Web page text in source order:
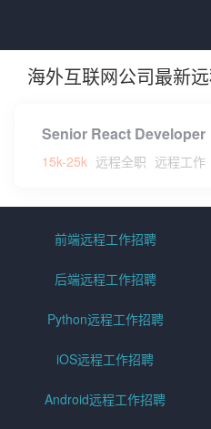
海外互联网公司最新
Senior React Developer
15k-25k 远程全职 远程工作
前端远程工作招聘
后端远程工作招聘
Python远程工作招聘
iOS远程工作招聘
Android远程工作招聘